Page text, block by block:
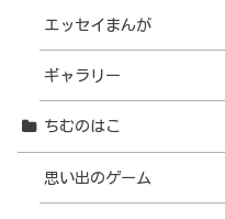
エッセイまんが
ギャラリー
ちむのはこ
思い出のゲーム